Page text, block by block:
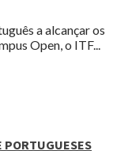
a alcançar os
Open, o ITF...
PORTUGUESES